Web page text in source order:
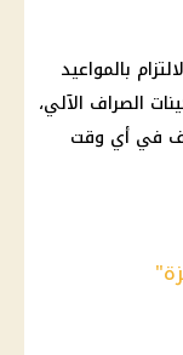
بالمواعيد
الصراف الآلي،
في أي وقت